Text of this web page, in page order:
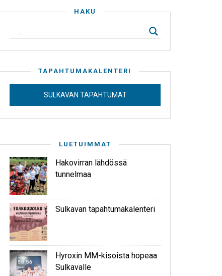
HAKU
TAPAHTUMAKALENTERI
SULKAVAN TAPAHTUMAT
LUETUIMMAT
Hakovirran lähdössä
tunnelmaa
Sulkavan tapahtumakalenteri
Hyroxin MM-kisoista hopeaa
Sulkavalle